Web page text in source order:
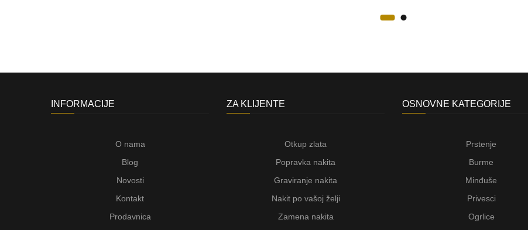
INFORMACIJE
O nama
Blog
Novosti
Kontakt
Prodavnica
ZA KLIJENTE
Otkup zlata
Popravka nakita
Graviranje nakita
Nakit po vašoj želji
Zamena nakita
OSNOVNE KATEGORIJE
Prstenje
Burme
Minđuše
Privesci
Ogrlice